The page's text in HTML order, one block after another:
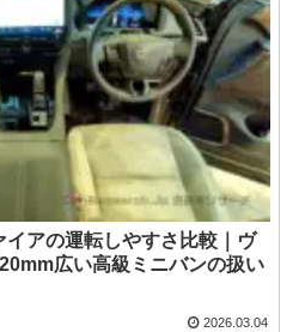
アの運転しやすさ比較｜ヴ
広い高級ミニバンの扱い
2026.03.04